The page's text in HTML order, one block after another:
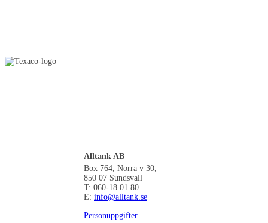
Alltank AB
Box 764, Norra v 30,
850 07 Sundsvall
T: 060-18 01 80
E: info@alltank.se
Personuppgifter